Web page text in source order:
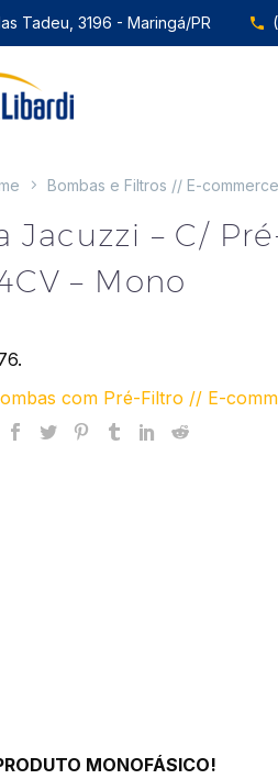
Tadeu, 3196 - Maringá/PR
Bombas e Filtros // E-commerce
Jacuzzi – C/
– Mono
.
com Pré-Filtro // E-
MONOFÁSICO!